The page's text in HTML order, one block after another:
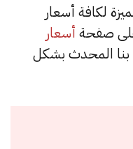
مميزة لكافة أسعار
صفحة أسعار
المحدث بشكل